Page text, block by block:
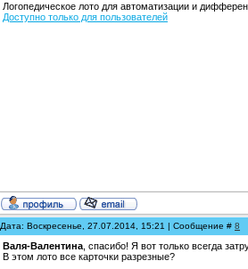
Логопедическое лото для автоматизации и
Доступно только для пользователей
Дата: Воскресенье, 27.07.2014, 15:21 | Сообщение # 8
Валя-Валентина , спасибо! Я вот только всегда
В этом лото все карточки разрезные?